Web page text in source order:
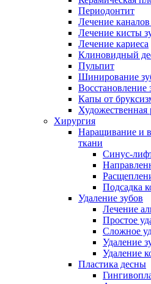
Периодонтит
Лечение
Лечение кисты
Лечение кариеса
Клиновидный
Пульпит
Шинирование
Восстановление
Капы от
Художественная
Хирургия
Наращивание и
ткани
Синус-
Подсадка
Удаление зубов
Лечение
Простое
Сложное
Удаление
Удаление
Пластика десны